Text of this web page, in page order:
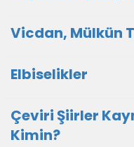
Vicdan, Mülkün
Elbiselikler
Çeviri Şiirler
Kimin?